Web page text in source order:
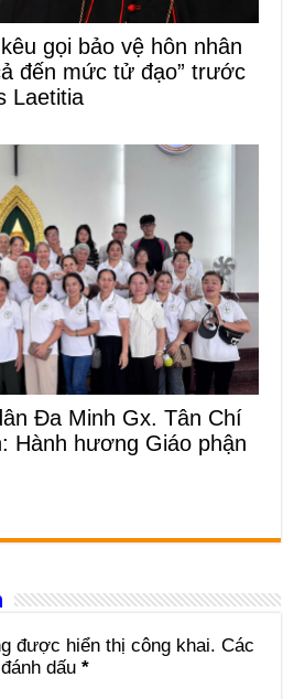
gọi bảo vệ hôn nhân
đến mức tử đạo” trước
Laetitia
Đa Minh Gx. Tân Chí
Hành hương Giáo phận
được hiển thị công khai. Các
dấu*